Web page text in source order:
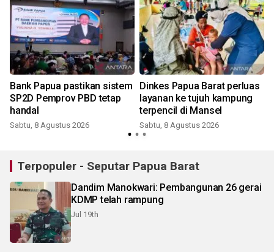
Bank Papua pastikan sistem
SP2D Pemprov PBD tetap
handal
Sabtu, 8 Agustus 2026
Dinkes Papua Barat perluas
layanan ke tujuh kampung
terpencil di Mansel
Sabtu, 8 Agustus 2026
Terpopuler - Seputar Papua Barat
Dandim Manokwari: Pembangunan 26 gerai
KDMP telah rampung
Jul 19th